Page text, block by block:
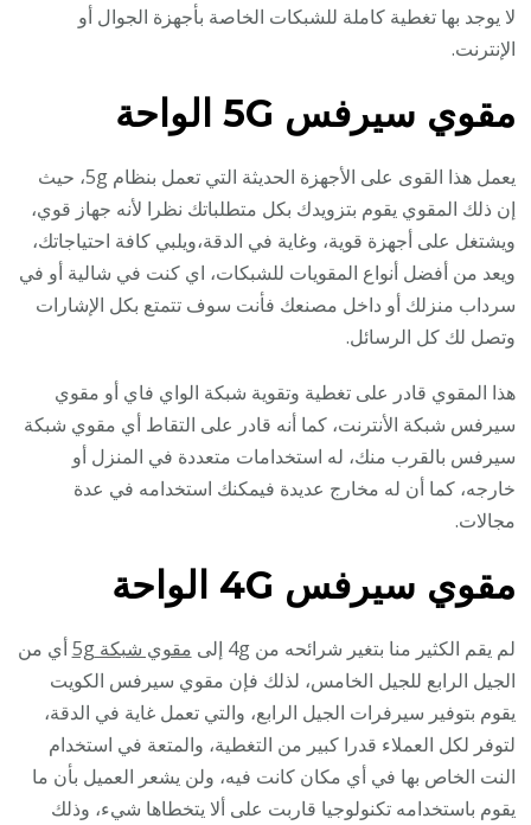
لا يوجد بها تغطية كاملة للشبكات الخاصة بأجهزة الجوال أو
الإنترنت.
مقوي سيرفس 5G الواحة
يعمل هذا القوى على الأجهزة الحديثة التي تعمل بنظام 5g، حيث
إن ذلك المقوي يقوم بتزويدك بكل متطلباتك نظرا لأنه جهاز قوي،
ويشتغل على أجهزة قوية، وغاية في الدقة،ويلبي كافة احتياجاتك،
ويعد من أفضل أنواع المقويات للشبكات، اي كنت في شالية أو في
سرداب منزلك أو داخل مصنعك فأنت سوف تتمتع بكل الإشارات
وتصل لك كل الرسائل.
هذا المقوي قادر على تغطية وتقوية شبكة الواي فاي أو مقوي
سيرفس شبكة الأنترنت، كما أنه قادر على التقاط أي مقوي شبكة
سيرفس بالقرب منك، له استخدامات متعددة في المنزل أو
خارجه، كما أن له مخارج عديدة فيمكنك استخدامه في عدة
مجالات.
مقوي سيرفس 4G الواحة
لم يقم الكثير منا بتغير شرائحه من 4g إلى مقوي شبكة 5g
أي من
الجيل الرابع للجيل الخامس، لذلك فإن مقوي سيرفس الكويت
يقوم بتوفير سيرفرات الجيل الرابع، والتي تعمل غاية في الدقة،
لتوفر لكل العملاء قدرا كبير من التغطية، والمتعة في استخدام
النت الخاص بها في أي مكان كانت فيه، ولن يشعر العميل بأن ما
يقوم باستخدامه تكنولوجيا قاربت على ألا يتخطاها شيء، وذلك